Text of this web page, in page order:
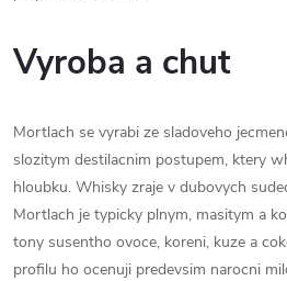
Vyroba a chut
Mortlach se vyrabi ze sladoveho
slozitym destilacnim postupem, ktery
hloubku. Whisky zraje v dubovych
Mortlach je typicky plnym, masitym a
tony susentho ovoce, koreni, kuze a
profilu ho ocenuji predevsim narocni